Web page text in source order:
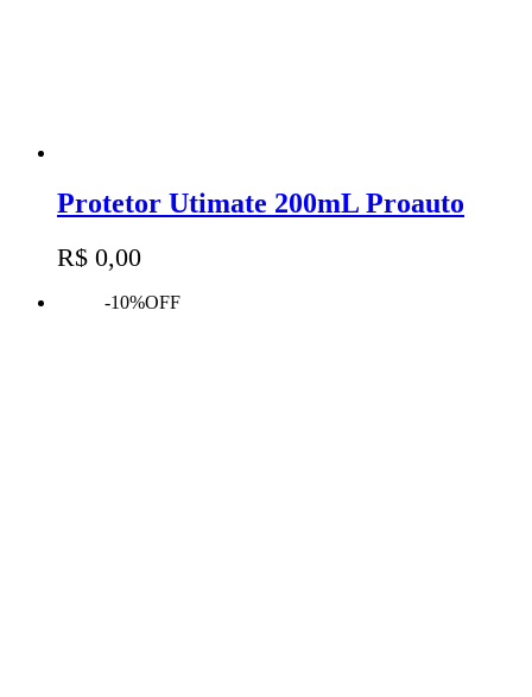
Protetor Utimate 200mL Proauto
R$ 0,00
-10%OFF